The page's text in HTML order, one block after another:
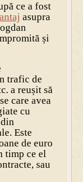
ce a fost
asupra
și
trafic de
a reușit să
care avea
cu
Este
de euro
timp ce el
sau